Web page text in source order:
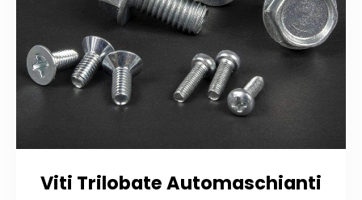
Viti Trilobate Automaschianti